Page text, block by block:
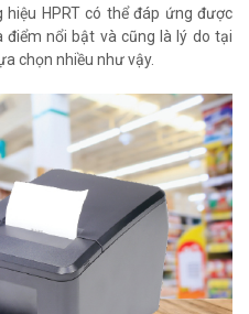
HPRT có thể đáp ứng được
điểm nổi bật và cũng là lý do tại
chọn nhiều như vậy.